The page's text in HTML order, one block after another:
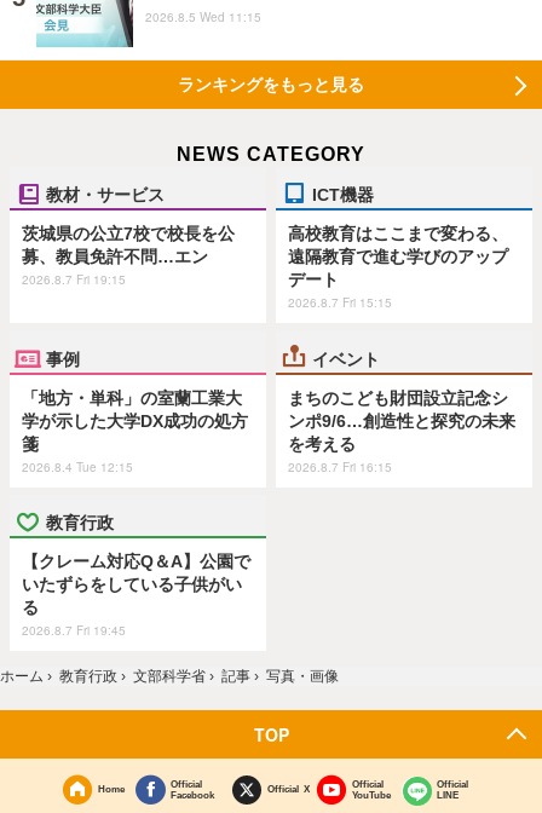
2026.8.5 Wed 11:15
ランキングをもっと見る
NEWS CATEGORY
教材・サービス
茨城県の公立7校で校長を公
募、教員免許不問…エン
2026.8.7 Fri 19:15
ICT機器
高校教育はここまで変わる、
遠隔教育で進む学びのアップ
デート
2026.8.7 Fri 15:15
事例
「地方・単科」の室蘭工業大
学が示した大学DX成功の処方
箋
2026.8.4 Tue 12:15
イベント
まちのこども財団設立記念シ
ンポ9/6…創造性と探究の未来
を考える
2026.8.7 Fri 16:15
教育行政
【クレーム対応Q＆A】公園で
いたずらをしている子供がい
る
2026.8.7 Fri 19:45
ホーム › 教育行政 › 文部科学省 › 記事 › 写真・画像
TOP
Home
Official
Facebook
Official X
Official
YouTube
Official
LINE